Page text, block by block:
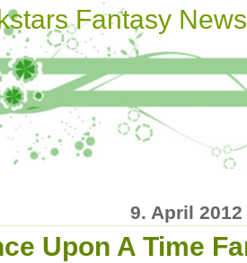
Fantasy News
9. April 2012
Upon A Time